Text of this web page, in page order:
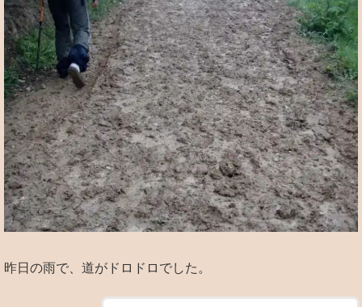
昨日の雨で、道がドロドロでした。